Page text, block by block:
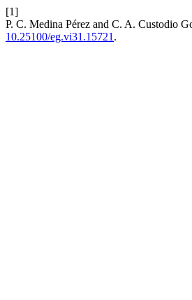
[1]
P. C. Medina Pérez and C. A. Custodio
10.25100/eg.vi31.15721 .